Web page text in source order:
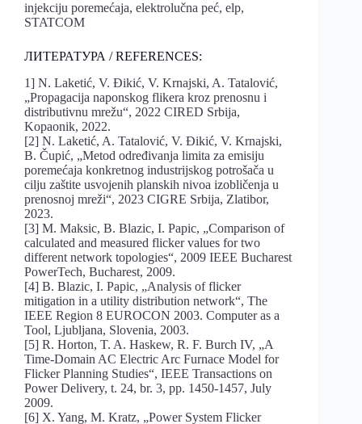
injekciju poremećaja, elektrolučna peć, elp,
STATCOM
ЛИТЕРАТУРА / REFERENCES:
1] N. Laketić, V. Đikić, V. Krnajski, A. Tatalović,
„Propagacija naponskog flikera kroz prenosnu i
distributivnu mrežu“, 2022 CIRED Srbija,
Kopaonik, 2022.
[2] N. Laketić, A. Tatalović, V. Đikić, V. Krnajski,
B. Čupić, „Metod određivanja limita za emisiju
poremećaja konkretnog industrijskog potrošača u
cilju zaštite usvojenih planskih nivoa izobličenja u
prenosnoj mreži“, 2023 CIGRE Srbija, Zlatibor,
2023.
[3] M. Maksic, B. Blazic, I. Papic, „Comparison of
calculated and measured flicker values for two
different network topologies“, 2009 IEEE Bucharest
PowerTech, Bucharest, 2009.
[4] B. Blazic, I. Papic, „Analysis of flicker
mitigation in a utility distribution network“, The
IEEE Region 8 EUROCON 2003. Computer as a
Tool, Ljubljana, Slovenia, 2003.
[5] R. Horton, T. A. Haskew, R. F. Burch IV, „A
Time-Domain AC Electric Arc Furnace Model for
Flicker Planning Studies“, IEEE Transactions on
Power Delivery, t. 24, br. 3, pp. 1450-1457, July
2009.
[6] X. Yang, M. Kratz, „Power System Flicker